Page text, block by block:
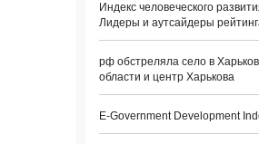
Индекс человеческого
Лидеры и аутсайдеры
рф обстреляла село в
области и центр Харькова
E-Government Development